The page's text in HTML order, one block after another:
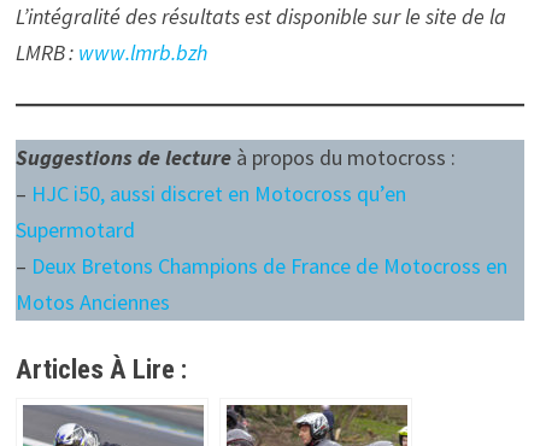
L’intégralité des résultats est disponible sur le site de la
LMRB : www.lmrb.bzh
Suggestions de lectureà propos du motocross :
– HJC i50, aussi discret en Motocross qu’en
Supermotard
– Deux Bretons Champions de France de Motocross en
Motos Anciennes
Articles À Lire :